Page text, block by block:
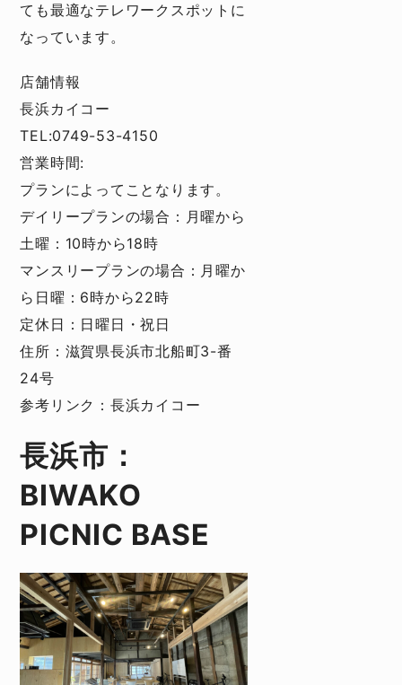
ても最適なテレワークスポットに
なっています。
店舗情報
長浜カイコー
TEL:0749-53-4150
営業時間:
プランによってことなります。
デイリープランの場合：月曜から
土曜：10時から18時
マンスリープランの場合：月曜か
ら日曜：6時から22時
定休日：日曜日・祝日
住所：滋賀県長浜市北船町3-番
24号
参考リンク： 長浜カイコー
長浜市：
BIWAKO
PICNIC BASE